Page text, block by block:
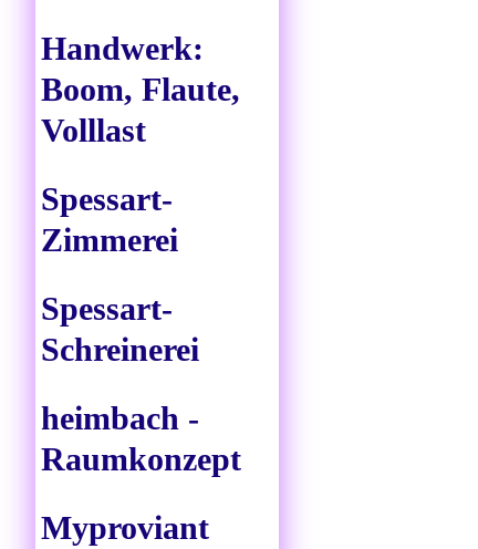
Handwerk:
Boom, Flaute,
Volllast
Spessart-
Zimmerei
Spessart-
Schreinerei
heimbach -
Raumkonzept
Myproviant